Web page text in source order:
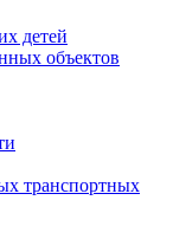
детей
объектов
транспортных